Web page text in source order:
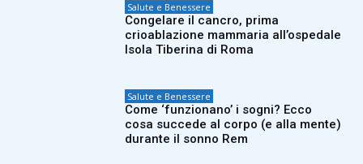
Salute e Benessere
Congelare il cancro, prima
crioablazione mammaria all’ospedale
Isola Tiberina di Roma
Salute e Benessere
Come ‘funzionano’ i sogni? Ecco
cosa succede al corpo (e alla mente)
durante il sonno Rem